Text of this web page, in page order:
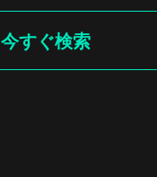
今すぐ検索